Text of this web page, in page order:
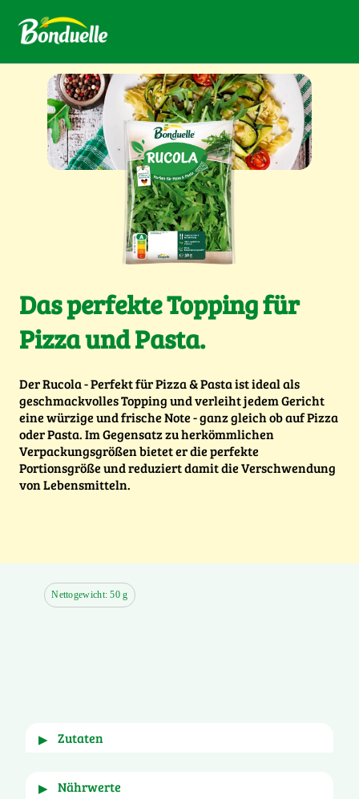
Das perfekte Topping für
Pizza und Pasta.
Der Rucola - Perfekt für Pizza & Pasta ist ideal als
geschmackvolles Topping und verleiht jedem Gericht
eine würzige und frische Note - ganz gleich ob auf Pizza
oder Pasta. Im Gegensatz zu herkömmlichen
Verpackungsgrößen bietet er die perfekte
Portionsgröße und reduziert damit die Verschwendung
von Lebensmitteln.
Nettogewicht: 50 g
Zutaten
▶
Nährwerte
▶